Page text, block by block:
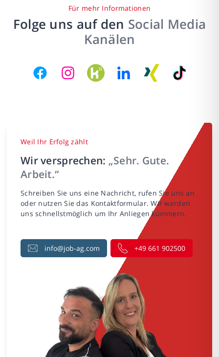
Für mehr Informationen
Folge uns auf den Social Media
Kanälen
Weil Ihr Erfolg zählt
Wir versprechen: „Sehr. Gute.
Arbeit.“
Schreiben Sie uns eine Nachricht, rufen Sie uns an
oder nutzen Sie das Kontaktformular. Wir werden
uns schnellstmöglich um Ihr Anliegen kümmern.
info@job-ag.com +49 661 902500